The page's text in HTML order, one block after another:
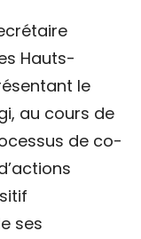
Hauts-
le
au cours de
de co-
ses